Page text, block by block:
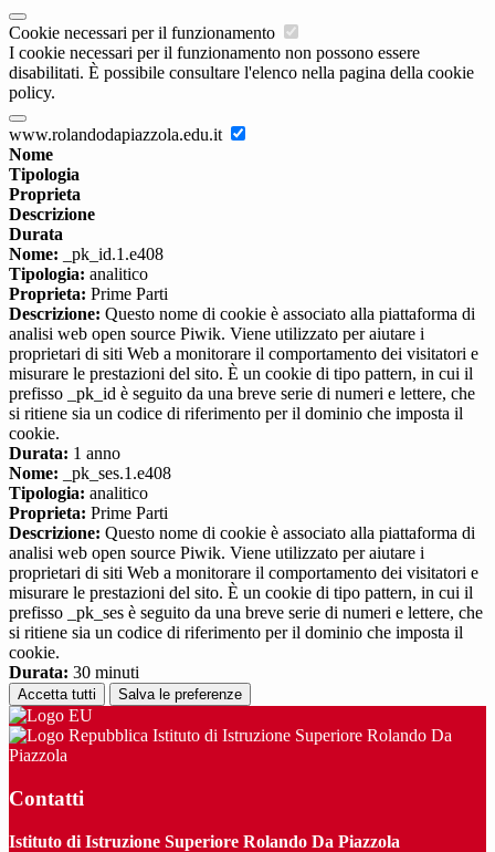
Cookie necessari per il funzionamento
I cookie necessari per il funzionamento non possono essere
disabilitati. È possibile consultare l'elenco nella pagina della cookie
policy.
www.rolandodapiazzola.edu.it
Nome
Tipologia
Proprieta
Descrizione
Durata
Nome: _pk_id.1.e408
Tipologia: analitico
Proprieta: Prime Parti
Descrizione: Questo nome di cookie è associato alla piattaforma di
analisi web open source Piwik. Viene utilizzato per aiutare i
proprietari di siti Web a monitorare il comportamento dei visitatori e
misurare le prestazioni del sito. È un cookie di tipo pattern, in cui il
prefisso _pk_id è seguito da una breve serie di numeri e lettere, che
si ritiene sia un codice di riferimento per il dominio che imposta il
cookie.
Durata: 1 anno
Nome: _pk_ses.1.e408
Tipologia: analitico
Proprieta: Prime Parti
Descrizione: Questo nome di cookie è associato alla piattaforma di
analisi web open source Piwik. Viene utilizzato per aiutare i
proprietari di siti Web a monitorare il comportamento dei visitatori e
misurare le prestazioni del sito. È un cookie di tipo pattern, in cui il
prefisso _pk_ses è seguito da una breve serie di numeri e lettere, che
si ritiene sia un codice di riferimento per il dominio che imposta il
cookie.
Durata: 30 minuti
Accetta tutti Salva le preferenze
Istituto di Istruzione Superiore Rolando Da
Piazzola
Contatti
Istituto di Istruzione Superiore Rolando Da Piazzola